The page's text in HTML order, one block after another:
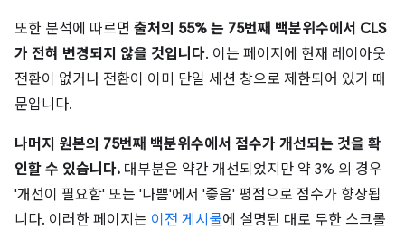
또한 분석에 따르면 출처의 55% 는 75번째 백분위수에서 CLS
가 전혀 변경되지 않을 것입니다. 이는 페이지에 현재 레이아웃
전환이 없거나 전환이 이미 단일 세션 창으로 제한되어 있기 때
문입니다.
나머지 원본의 75번째 백분위수에서 점수가 개선되는 것을 확
인할 수 있습니다. 대부분은 약간 개선되었지만 약 3% 의 경우
'개선이 필요함' 또는 '나쁨'에서 '좋음' 평점으로 점수가 향상됩
니다. 이러한 페이지는 이전 게시물에 설명된 대로 무한 스크롤